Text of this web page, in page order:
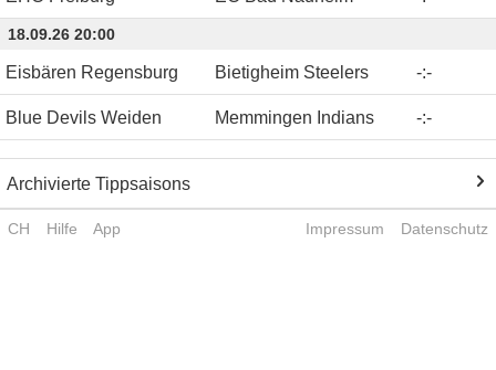
18.09.26 20:00
Eisbären Regensburg Bietigheim Steelers -:-
Blue Devils Weiden Memmingen Indians -:-
Archivierte Tippsaisons
CH Hilfe App Impressum Datenschutz